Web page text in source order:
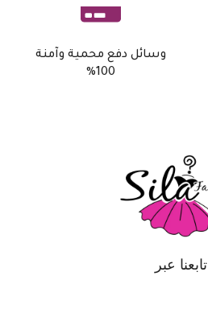
وسائل دفع محمية وآمنة
100%
تابعنا عبر